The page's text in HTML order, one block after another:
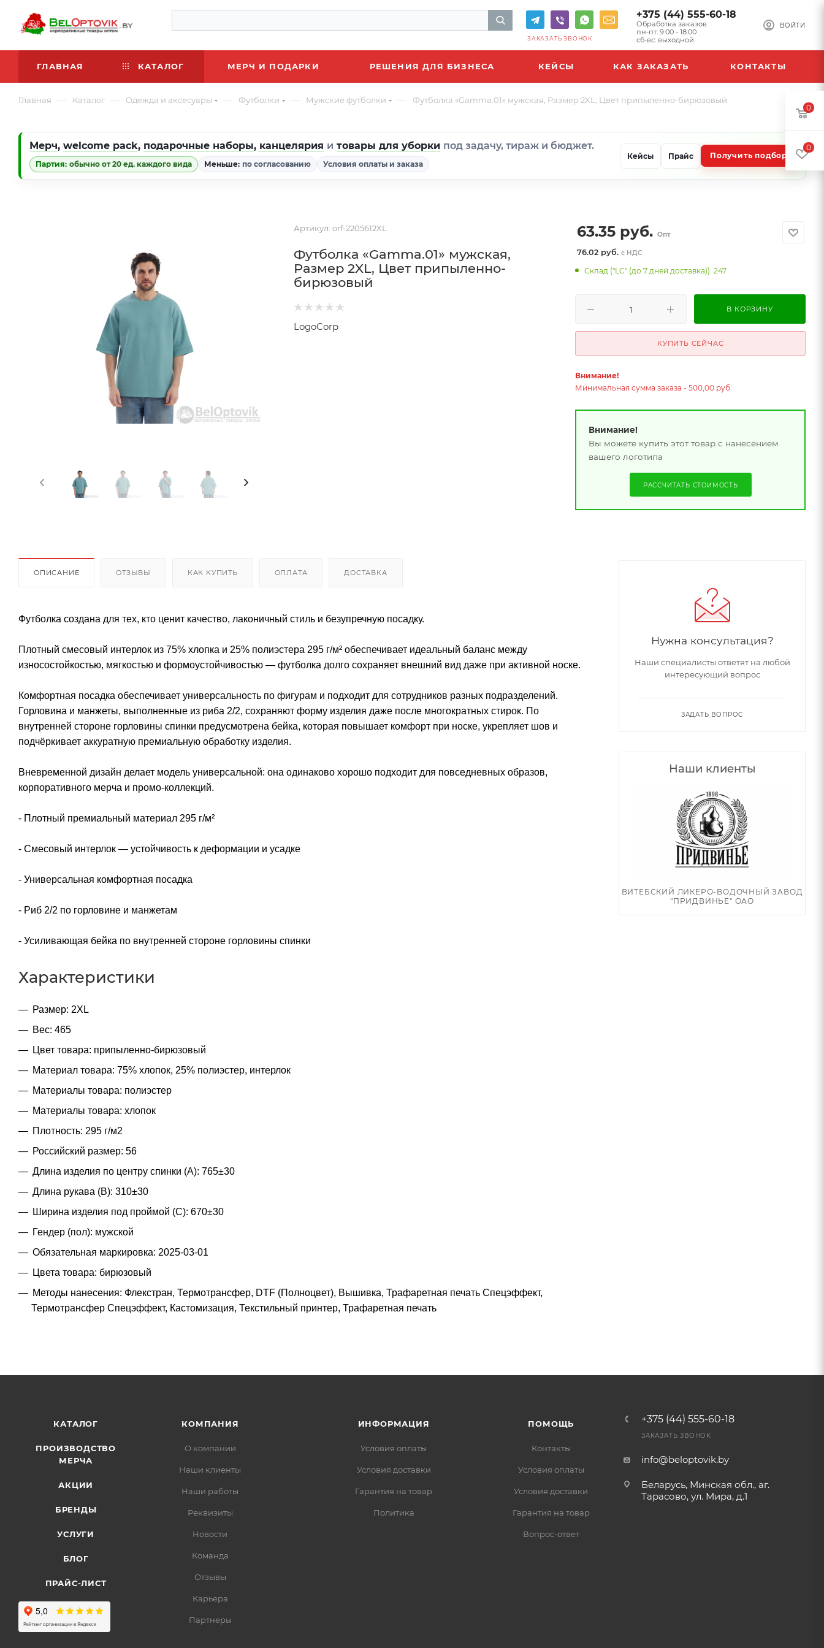
ВОЙТИ
+375 (44) 555-60-18
Обработка заказов
пн-пт: 9:00 - 18:00
сб-вс: выходной
ЗАКАЗАТЬ ЗВОНОК
ГЛАВНАЯ КАТАЛОГ МЕРЧ И ПОДАРКИ РЕШЕНИЯ ДЛЯ БИЗНЕСА КЕЙСЫ КАК ЗАКАЗАТЬ КОНТАКТЫ
Главная — Каталог — Одежда и аксесуары — Футболки — Мужские футболки — Футболка «Gamma.01» мужская, Размер 2XL, Цвет припыленно-бирюзовый
Мерч, welcome pack, подарочные наборы, канцелярия и товары для уборки под задачу, тираж и бюджет.
Партия: обычно от 20 ед. каждого вида Меньше: по согласованию Условия оплаты и заказа
Кейсы Прайс Получить подбор
Артикул: orf-2205612XL
Футболка «Gamma.01» мужская,
Размер 2XL, Цвет припыленно-
бирюзовый
LogoCorp
63.35 руб. Опт
76.02 руб.с НДС
Склад ("LC" (до 7 дней доставка)): 247
В КОРЗИНУ
КУПИТЬ СЕЙЧАС
Внимание!
Минимальная сумма заказа - 500,00 руб.
Внимание!
Вы можете купить этот товар с нанесением
вашего логотипа
РАССЧИТАТЬ СТОИМОСТЬ
ОПИСАНИЕ ОТЗЫВЫ КАК КУПИТЬ ОПЛАТА ДОСТАВКА
Футболка создана для тех, кто ценит качество, лаконичный стиль и безупречную посадку.
Плотный смесовый интерлок из 75% хлопка и 25% полиэстера 295 г/м² обеспечивает идеальный баланс между
износостойкостью, мягкостью и формоустойчивостью — футболка долго сохраняет внешний вид даже при активной носке.
Комфортная посадка обеспечивает универсальность по фигурам и подходит для сотрудников разных подразделений.
Горловина и манжеты, выполненные из риба 2/2, сохраняют форму изделия даже после многократных стирок. По
внутренней стороне горловины спинки предусмотрена бейка, которая повышает комфорт при носке, укрепляет шов и
подчёркивает аккуратную премиальную обработку изделия.
Вневременной дизайн делает модель универсальной: она одинаково хорошо подходит для повседневных образов,
корпоративного мерча и промо-коллекций.
- Плотный премиальный материал 295 г/м²
- Смесовый интерлок — устойчивость к деформации и усадке
- Универсальная комфортная посадка
- Риб 2/2 по горловине и манжетам
- Усиливающая бейка по внутренней стороне горловины спинки
Характеристики
Размер: 2XL
Вес: 465
Цвет товара: припыленно-бирюзовый
Материал товара: 75% хлопок, 25% полиэстер, интерлок
Материалы товара: полиэстер
Материалы товара: хлопок
Плотность: 295 г/м2
Российский размер: 56
Длина изделия по центру спинки (A): 765±30
Длина рукава (B): 310±30
Ширина изделия под проймой (С): 670±30
Гендер (пол): мужской
Обязательная маркировка: 2025-03-01
Цвета товара: бирюзовый
Методы нанесения: Флекстран, Термотрансфер, DTF (Полноцвет), Вышивка, Трафаретная печать Спецэффект,
Термотрансфер Спецэффект, Кастомизация, Текстильный принтер, Трафаретная печать
Нужна консультация?
Наши специалисты ответят на любой
интересующий вопрос
ЗАДАТЬ ВОПРОС
Наши клиенты
ВИТЕБСКИЙ ЛИКЕРО-ВОДОЧНЫЙ ЗАВОД
"ПРИДВИНЬЕ" ОАО
КАТАЛОГ
ПРОИЗВОДСТВО
МЕРЧА
АКЦИИ
БРЕНДЫ
УСЛУГИ
БЛОГ
ПРАЙС-ЛИСТ
КОМПАНИЯ
О компании
Наши клиенты
Наши работы
Реквизиты
Новости
Команда
Отзывы
Карьера
Партнеры
ИНФОРМАЦИЯ
Условия оплаты
Условия доставки
Гарантия на товар
Политика
ПОМОЩЬ
Контакты
Условия оплаты
Условия доставки
Гарантия на товар
Вопрос-ответ
+375 (44) 555-60-18
ЗАКАЗАТЬ ЗВОНОК
info@beloptovik.by
Беларусь, Минская обл., аг.
Тарасово, ул. Мира, д.1
0
0